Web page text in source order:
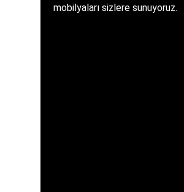
mobilyaları sizlere sunuyoruz.